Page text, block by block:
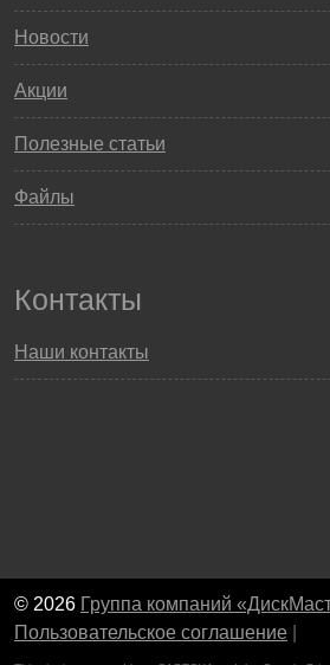
Новости
Акции
Полезные статьи
Файлы
Контакты
Наши контакты
© 2026 Группа компаний
Пользовательское соглашение